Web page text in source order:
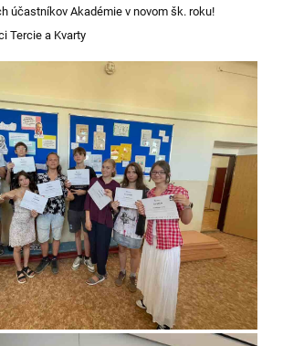
účastníkov Akadémie v novom šk. roku!
Tercie a Kvarty